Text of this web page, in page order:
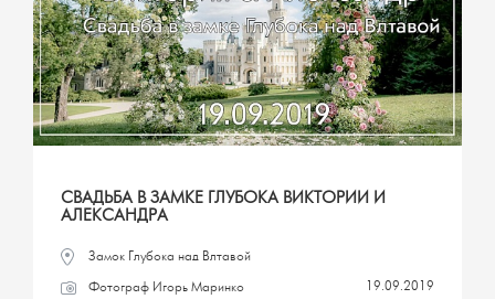
СВАДЬБА В ЗАМКЕ ГЛУБОКА ВИКТОРИИ И
АЛЕКСАНДРА
Замок Глубока над Влтавой
Фотограф Игорь Маринко 19.09.2019